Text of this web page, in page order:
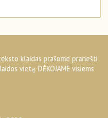
klaidas prašome pranešti
vietą. DĖKOJAME visiems